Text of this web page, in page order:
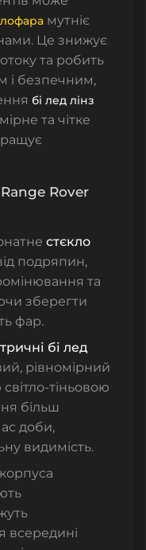
мутніє
Це знижує
та робить
і безпечним,
бі лед лінз
та чітке
Rover
стєкло
подряпин,
та
зберегти
фар.
бі лед
рівномірний
світло-тіньовою
більш
доби,
видимість.
всередині